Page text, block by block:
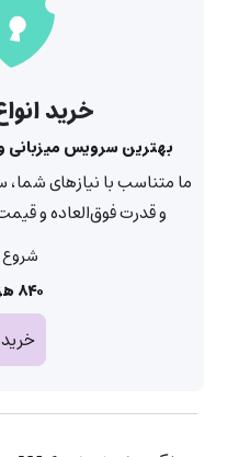
خرید
بهترین سرویس میزبانی
ما متناسب با نیازهای
و قدرت فوق‌العاده و
۸۴۰ هزار تومان